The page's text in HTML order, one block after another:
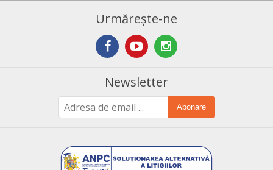
Urmărește-ne
Newsletter
Abonare